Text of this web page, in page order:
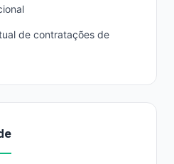
de contratações de